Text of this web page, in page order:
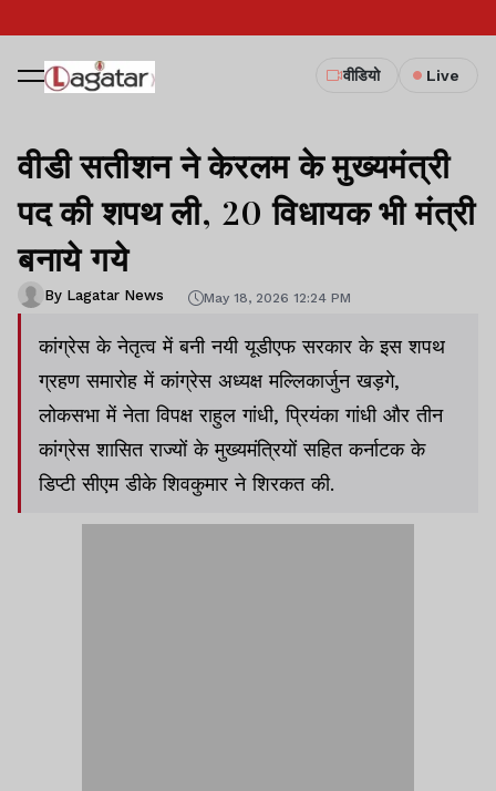
वीडियो Live
वीडी सतीशन ने केरलम के मुख्यमंत्री
पद की शपथ ली, 20 विधायक भी मंत्री
बनाये गये
By Lagatar News May 18, 2026 12:24 PM
कांग्रेस के नेतृत्व में बनी नयी यूडीएफ सरकार के इस शपथ
ग्रहण समारोह में कांग्रेस अध्यक्ष मल्लिकार्जुन खड़गे,
लोकसभा में नेता विपक्ष राहुल गांधी, प्रियंका गांधी और तीन
कांग्रेस शासित राज्यों के मुख्यमंत्रियों सहित कर्नाटक के
डिप्टी सीएम डीके शिवकुमार ने शिरकत की.